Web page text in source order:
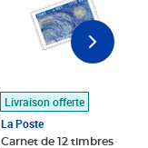
Livraison offerte
La Poste
Carnet de 12 timbres - Le